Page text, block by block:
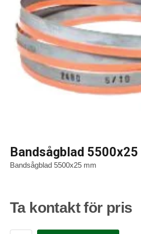
Bandsågblad 5500x25
Bandsågblad 5500x25 mm
Ta kontakt för pris